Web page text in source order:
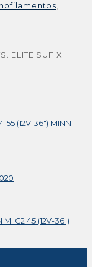
ELITE SUFIX
55 (12V-36″) MINN
C2 45 (12V-36″)